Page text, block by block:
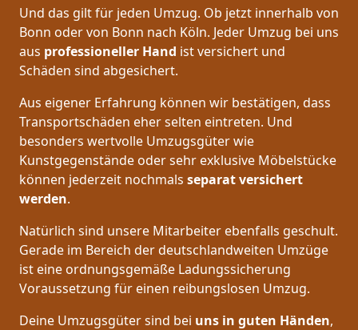
Und das gilt für jeden Umzug. Ob jetzt innerhalb von
Bonn oder von Bonn nach Köln. Jeder Umzug bei uns
aus professioneller Hand ist versichert und
Schäden sind abgesichert.
Aus eigener Erfahrung können wir bestätigen, dass
Transportschäden eher selten eintreten. Und
besonders wertvolle Umzugsgüter wie
Kunstgegenstände oder sehr exklusive Möbelstücke
können jederzeit nochmals separat versichert
werden.
Natürlich sind unsere Mitarbeiter ebenfalls geschult.
Gerade im Bereich der deutschlandweiten Umzüge
ist eine ordnungsgemäße Ladungssicherung
Voraussetzung für einen reibungslosen Umzug.
Deine Umzugsgüter sind bei uns in guten Händen,